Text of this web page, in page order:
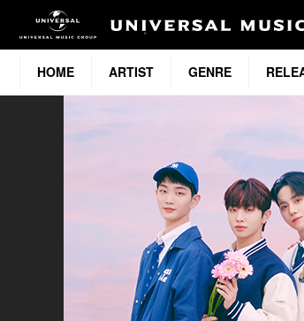
HOME ARTIST GENRE